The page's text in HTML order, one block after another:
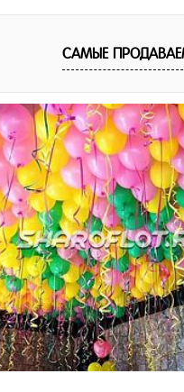
В избранное
В наличии
САМЫЕ